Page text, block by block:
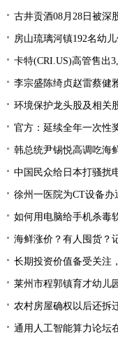
古井贡酒08月28日被深
房山琉璃河镇192名幼
卡特(CRI.US)高管售出
李宗盛陈绮贞赵雷蔡健
环境保护龙头股及相关
官方：延续全年一次性
韩总统尹锡悦高调吃海
中国民众给日本打骚扰
徐州一医院为CT设备
如何用电脑给手机杀毒
海鲜涨价？有人囤货？
长期投资价值备受关注
莱州市程郭镇育才幼儿
农村房屋确权以后还拆
通用人工智能算力论坛